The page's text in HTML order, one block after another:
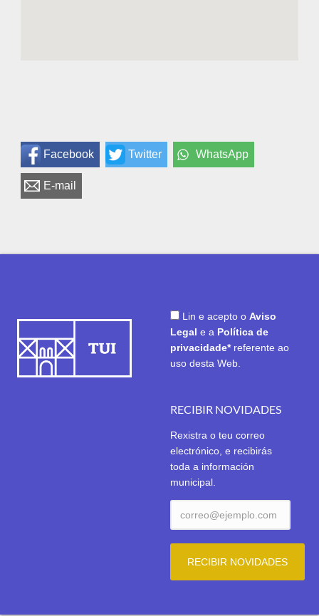
Facebook Twitter WhatsApp
E-mail
Lin e acepto o Aviso
Legal e a Política de
privacidade* referente ao
uso desta Web.
RECIBIR NOVIDADES
Rexistra o teu correo
electrónico, e recibirás
toda a información
municipal.